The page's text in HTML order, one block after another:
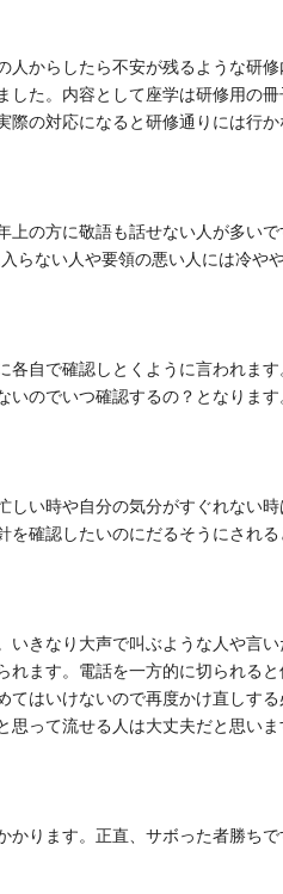
人からしたら不安が残るような研
した。内容として座学は研修用の
際の対応になると研修通りには行
上の方に敬語も話せない人が多い
らない人や要領の悪い人には冷や
各自で確認しとくように言われま
のでいつ確認するの？となります
しい時や自分の気分がすぐれない時
を確認したいのにだるそうにされる
きなり大声で叫ぶような人や言い
れます。電話を一方的に切られると
てはいけないので再度かけ直しす
って流せる人は大丈夫だと思いま
かります。正直、サボった者勝ちで